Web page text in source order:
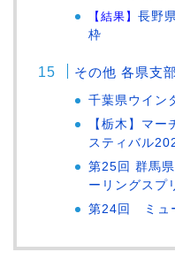
【結果】長野
枠
その他 各県支
千葉県ウイン
【栃木】マ
スティバル
第25回 群馬
ーリングスプ
第24回 ミュ